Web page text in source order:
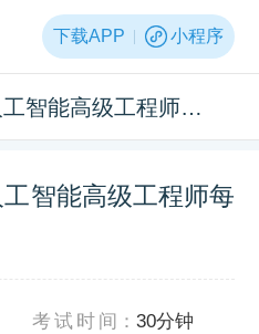
下载APP 小程序
2026年05月15日人工智能高级工程师每日一练
智能高级工程师每
考试时间 ：30分钟